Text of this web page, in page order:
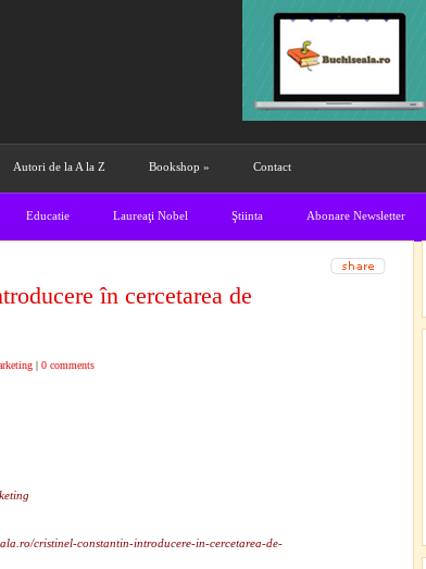
Autori de la A la Z Bookshop » Contact
Educatie Laureaţi Nobel Ştiinta Abonare Newsletter
în cercetarea de
| 0 comments
cristinel-constantin-introducere-in-cercetarea-de-